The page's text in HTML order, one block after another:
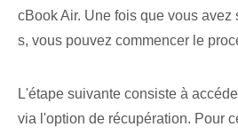
cBook Air. Une fois que vous
s, vous pouvez commencer le
L'étape suivante consiste à
via l'option de récupération. Pour